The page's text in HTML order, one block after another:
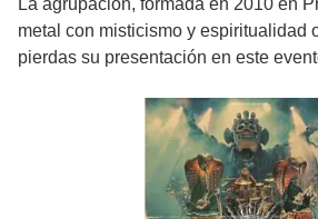
La agrupación, formada en 2010 en
metal con misticismo y espiritualidad
pierdas su presentación en este